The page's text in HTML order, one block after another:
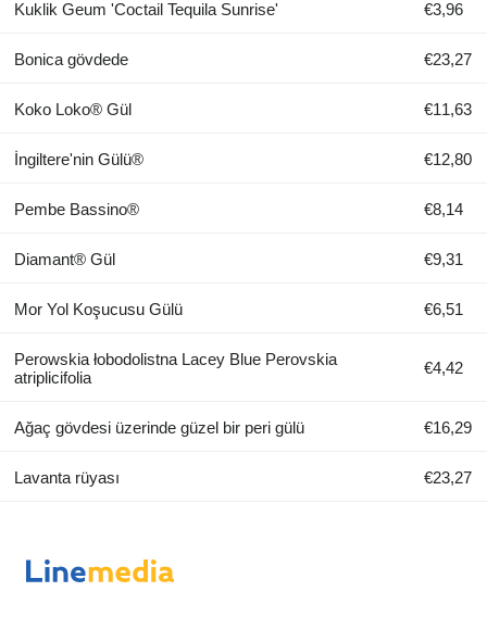
Kuklik Geum 'Coctail Tequila Sunrise' €3,96
Bonica gövdede €23,27
Koko Loko® Gül €11,63
İngiltere'nin Gülü® €12,80
Pembe Bassino® €8,14
Diamant® Gül €9,31
Mor Yol Koşucusu Gülü €6,51
Perowskia łobodolistna Lacey Blue Perovskia
atriplicifolia
€4,42
Ağaç gövdesi üzerinde güzel bir peri gülü €16,29
Lavanta rüyası €23,27